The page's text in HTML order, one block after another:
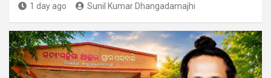
1 day ago Sunil Kumar Dhangadamajhi